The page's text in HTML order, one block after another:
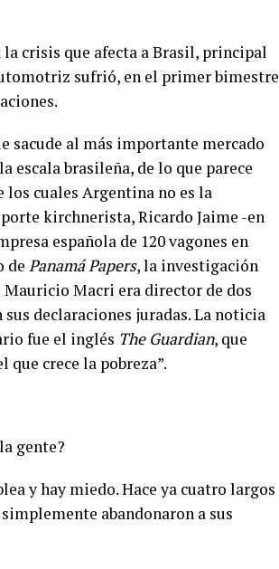
crisis que afecta a Brasil, principal
sufrió, en el primer bimestre
sacude al más importante mercado
escala brasileña, de lo que parece
cuales Argentina no es la
kirchnerista, Ricardo Jaime -en
española de 120 vagones en
de Panamá Papers, la investigación
Macri era director de dos
declaraciones juradas. La noticia
fue el inglés The Guardian, que
crece la pobreza”.
gente?
y hay miedo. Hace ya cuatro largos
abandonaron a sus